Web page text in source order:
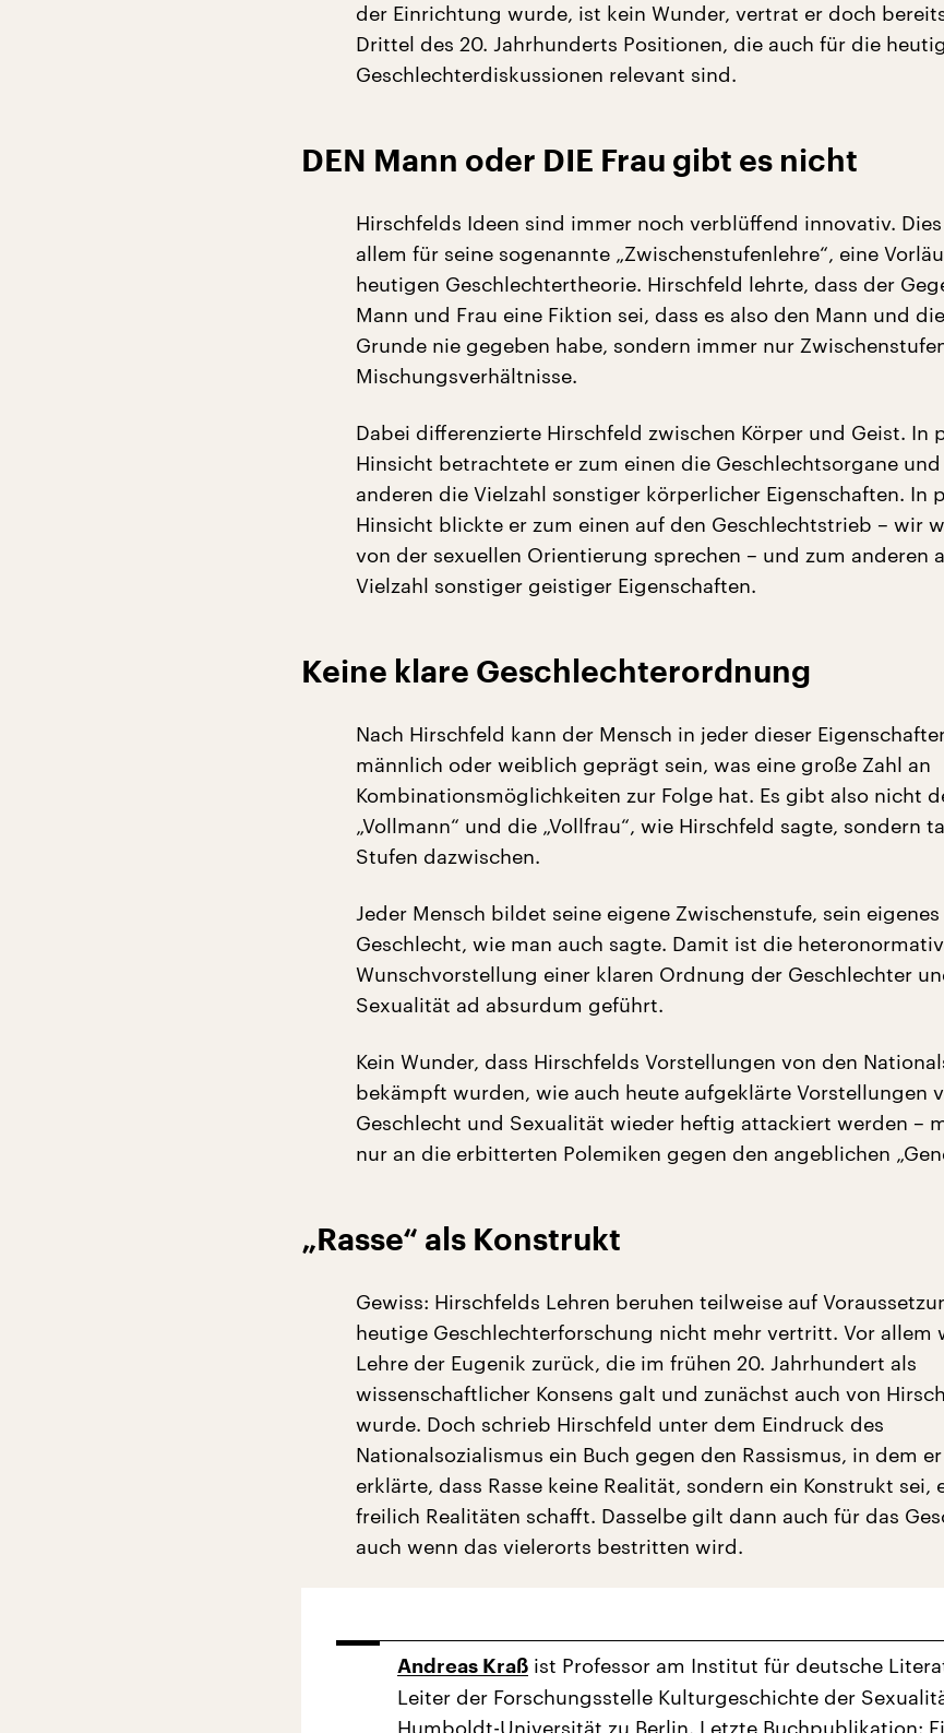
der Einrichtung wurde, ist kein Wunder, vertrat er doch
Drittel des 20. Jahrhunderts Positionen, die auch für die
Geschlechterdiskussionen relevant sind.
DEN Mann oder DIE Frau gibt es nicht
Hirschfelds Ideen sind immer noch verblüffend innovativ.
allem für seine sogenannte „Zwischenstufenlehre“, eine
heutigen Geschlechtertheorie. Hirschfeld lehrte, dass der
Mann und Frau eine Fiktion sei, dass es also den Mann und
Grunde nie gegeben habe, sondern immer nur
Mischungsverhältnisse.
Dabei differenzierte Hirschfeld zwischen Körper und Geist. In
Hinsicht betrachtete er zum einen die Geschlechtsorgane und
anderen die Vielzahl sonstiger körperlicher Eigenschaften. In
Hinsicht blickte er zum einen auf den Geschlechtstrieb – wir
von der sexuellen Orientierung sprechen – und zum anderen
Vielzahl sonstiger geistiger Eigenschaften.
Keine klare Geschlechterordnung
Nach Hirschfeld kann der Mensch in jeder dieser
männlich oder weiblich geprägt sein, was eine große Zahl an
Kombinationsmöglichkeiten zur Folge hat. Es gibt also nicht
„Vollmann“ und die „Vollfrau“, wie Hirschfeld sagte, sondern
Stufen dazwischen.
Jeder Mensch bildet seine eigene Zwischenstufe, sein
Geschlecht, wie man auch sagte. Damit ist die
Wunschvorstellung einer klaren Ordnung der Geschlechter
Sexualität ad absurdum geführt.
Kein Wunder, dass Hirschfelds Vorstellungen von den
bekämpft wurden, wie auch heute aufgeklärte Vorstellungen
Geschlecht und Sexualität wieder heftig attackiert werden –
nur an die erbitterten Polemiken gegen den angeblichen
„Rasse“ als Konstrukt
Gewiss: Hirschfelds Lehren beruhen teilweise auf
heutige Geschlechterforschung nicht mehr vertritt. Vor allem
Lehre der Eugenik zurück, die im frühen 20. Jahrhundert als
wissenschaftlicher Konsens galt und zunächst auch von
wurde. Doch schrieb Hirschfeld unter dem Eindruck des
Nationalsozialismus ein Buch gegen den Rassismus, in dem
erklärte, dass Rasse keine Realität, sondern ein Konstrukt sei,
freilich Realitäten schafft. Dasselbe gilt dann auch für das
auch wenn das vielerorts bestritten wird.
Andreas Kraß ist Professor am Institut für deutsche
Leiter der Forschungsstelle Kulturgeschichte der
Humboldt-Universität zu Berlin. Letzte Buchpublikation: